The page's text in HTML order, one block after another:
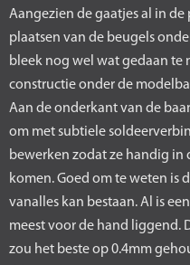
Aangezien de gaatjes al in
plaatsen van de beugels
bleek nog wel wat gedaan te
constructie onder de
Aan de onderkant van de
om met subtiele
bewerken zodat ze handig in
komen. Goed om te weten is
vanalles kan bestaan. Al is
meest voor de hand liggend.
zou het beste op 0.4mm